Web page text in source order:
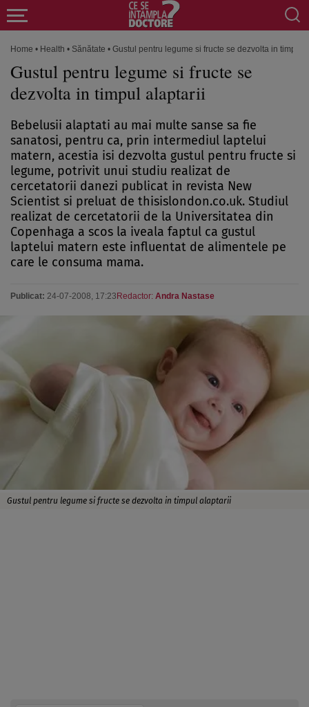
Home • Health • Sănătate • Gustul pentru legume si fructe se dezvolta in timpul
Gustul pentru legume si fructe se
dezvolta in timpul alaptarii
Bebelusii alaptati au mai multe sanse sa fie
sanatosi, pentru ca, prin intermediul laptelui
matern, acestia isi dezvolta gustul pentru fructe si
legume, potrivit unui studiu realizat de
cercetatorii danezi publicat in revista New
Scientist si preluat de thisislondon.co.uk. Studiul
realizat de cercetatorii de la Universitatea din
Copenhaga a scos la iveala faptul ca gustul
laptelui matern este influentat de alimentele pe
care le consuma mama.
Publicat: 24-07-2008, 17:23 Redactor: Andra Nastase
Gustul pentru legume si fructe se dezvolta in timpul alaptarii